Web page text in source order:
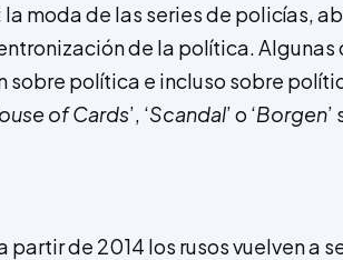
moda de las series de policías,
de la política. Algunas
política e incluso sobre
of Cards’, ‘Scandal’ o ‘Borgen
partir de 2014 los rusos vuelven a